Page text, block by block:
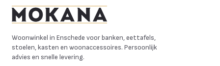
Woonwinkel in Enschede voor banken, eettafels,
stoelen, kasten en woonaccessoires. Persoonlijk
advies en snelle levering.